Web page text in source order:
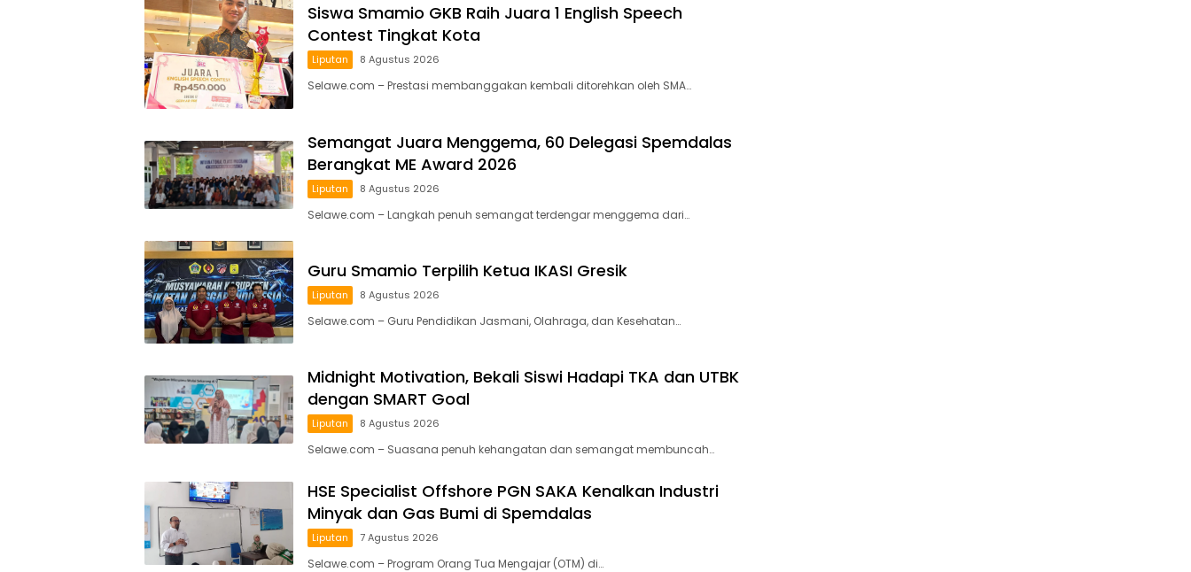
Siswa Smamio GKB Raih Juara 1 English Speech
Contest Tingkat Kota
Liputan 8 Agustus 2026
Selawe.com – Prestasi membanggakan kembali ditorehkan oleh SMA…
Semangat Juara Menggema, 60 Delegasi Spemdalas
Berangkat ME Award 2026
Liputan 8 Agustus 2026
Selawe.com – Langkah penuh semangat terdengar menggema dari…
Guru Smamio Terpilih Ketua IKASI Gresik
Liputan 8 Agustus 2026
Selawe.com – Guru Pendidikan Jasmani, Olahraga, dan Kesehatan…
Midnight Motivation, Bekali Siswi Hadapi TKA dan UTBK
dengan SMART Goal
Liputan 8 Agustus 2026
Selawe.com – Suasana penuh kehangatan dan semangat membuncah…
HSE Specialist Offshore PGN SAKA Kenalkan Industri
Minyak dan Gas Bumi di Spemdalas
Liputan 7 Agustus 2026
Selawe.com – Program Orang Tua Mengajar (OTM) di…